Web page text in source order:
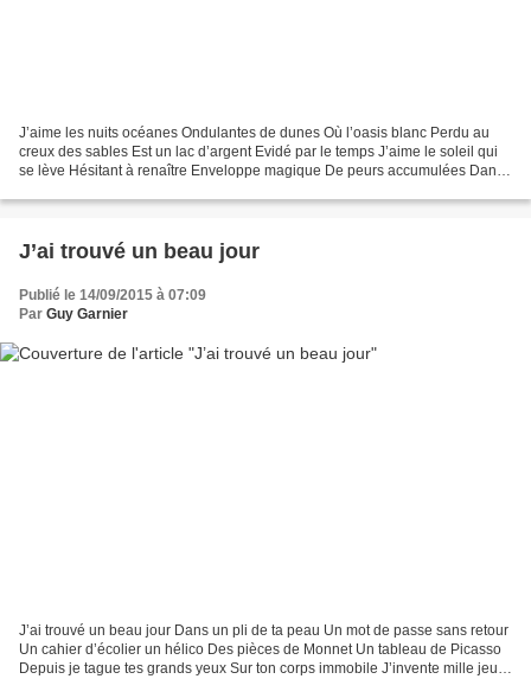
J’aime les nuits océanes Ondulantes de dunes Où l’oasis blanc Perdu au
creux des sables Est un lac d’argent Evidé par le temps J’aime le soleil qui
se lève Hésitant à renaître Enveloppe magique De peurs accumulées Dans
J’ai trouvé un beau jour
Publié le 14/09/2015 à 07:09
Par Guy Garnier
J’ai trouvé un beau jour Dans un pli de ta peau Un mot de passe sans retour
Un cahier d’écolier un hélico Des pièces de Monnet Un tableau de Picasso
Depuis je tague tes grands yeux Sur ton corps immobile J’invente mille jeux